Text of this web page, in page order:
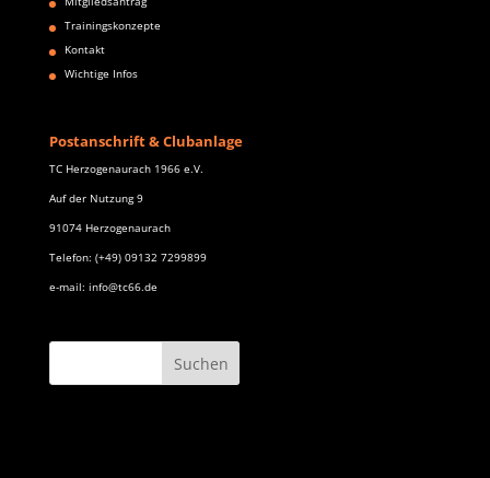
Trainingskonzepte
Kontakt
Wichtige Infos
Postanschrift & Clubanlage
TC Herzogenaurach 1966 e.V.
Auf der Nutzung 9
91074 Herzogenaurach
Telefon: (+49) 09132 7299899
e-mail: info@tc66.de